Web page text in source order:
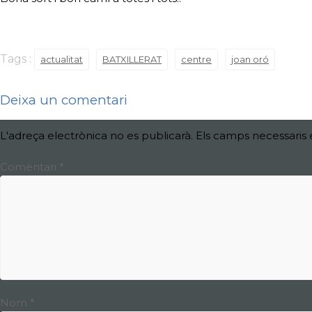
Tags : actualitat BATXILLERAT centre joan oró
Deixa un comentari
L'adreça electrònica no es publicarà. Els camps
Comentari *
Nom *